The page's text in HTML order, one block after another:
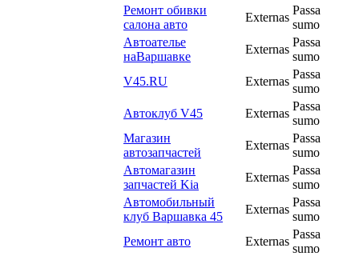
Ремонт обивки
салона авто
Externas
Passa
sumo
Автоателье
наВаршавке
Externas
Passa
sumo
V45.RU
Externas
Passa
sumo
Автоклуб V45
Externas
Passa
sumo
Магазин
автозапчастей
Externas
Passa
sumo
Автомагазин
запчастей Kia
Externas
Passa
sumo
Автомобильный
клуб Варшавка 45
Externas
Passa
sumo
Ремонт авто
Externas
Passa
sumo